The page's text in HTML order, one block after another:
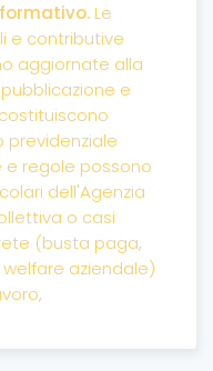
Le
e contributive
aggiornate alla
e
previdenziale
e regole possono
dell'Agenzia
o casi
(busta paga,
aziendale)